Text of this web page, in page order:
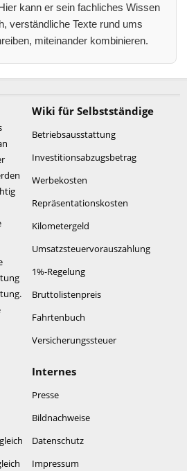
kann er sein fachliches Wissen
verständliche Texte rund ums
miteinander kombinieren.
Wiki für Selbstständige
Betriebsausstattung
Investitionsabzugsbetrag
Werbekosten
Repräsentationskosten
Kilometergeld
Umsatzsteuervorauszahlung
1%-Regelung
Bruttolistenpreis
Fahrtenbuch
Versicherungssteuer
Internes
Presse
Bildnachweise
Datenschutz
Impressum